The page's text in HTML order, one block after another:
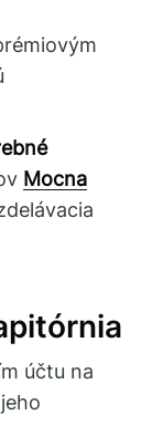
Mocna
účtu na